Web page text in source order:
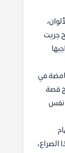
جريت
في
قصة
نفس